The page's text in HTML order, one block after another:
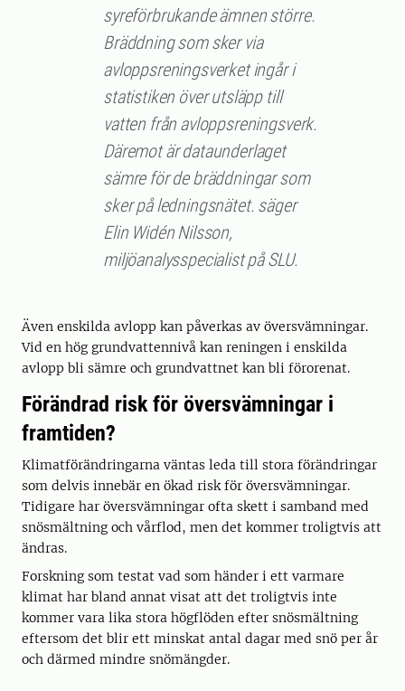
syreförbrukande ämnen större.
Bräddning som sker via
avloppsreningsverket ingår i
statistiken över utsläpp till
vatten från avloppsreningsverk.
Däremot är dataunderlaget
sämre för de bräddningar som
sker på ledningsnätet. säger
Elin Widén Nilsson,
miljöanalysspecialist på SLU.
Även enskilda avlopp kan påverkas av översvämningar.
Vid en hög grundvattennivå kan reningen i enskilda
avlopp bli sämre och grundvattnet kan bli förorenat.
Förändrad risk för översvämningar i
framtiden?
Klimatförändringarna väntas leda till stora förändringar
som delvis innebär en ökad risk för översvämningar.
Tidigare har översvämningar ofta skett i samband med
snösmältning och vårflod, men det kommer troligtvis att
ändras.
Forskning som testat vad som händer i ett varmare
klimat har bland annat visat att det troligtvis inte
kommer vara lika stora högflöden efter snösmältning
eftersom det blir ett minskat antal dagar med snö per år
och därmed mindre snömängder.